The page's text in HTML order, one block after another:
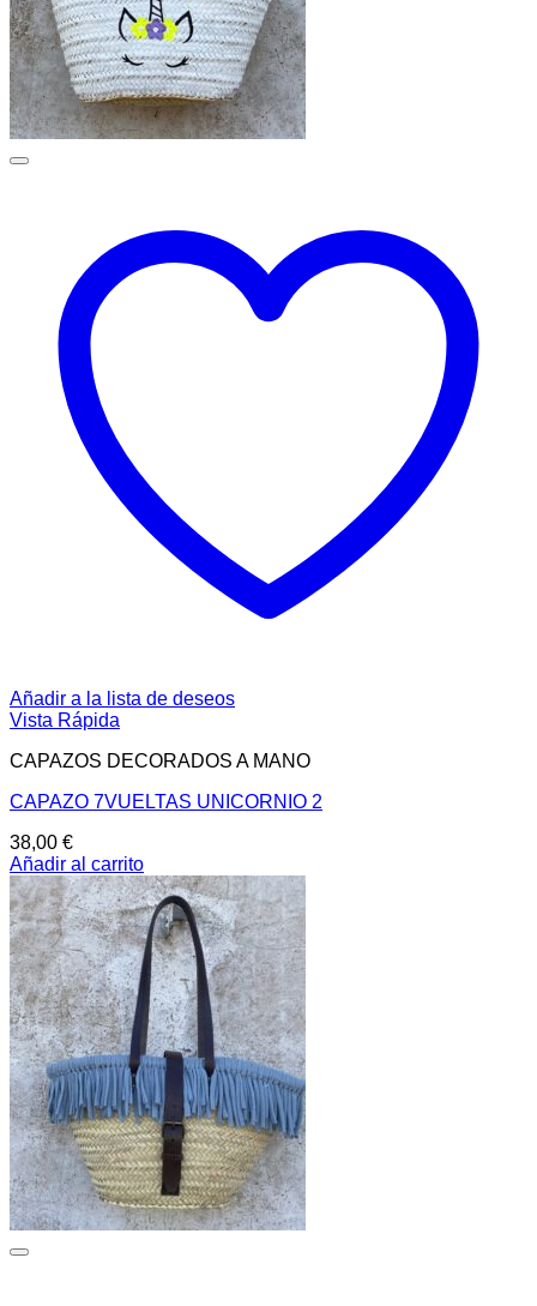
Añadir a la lista de deseos
Vista Rápida
CAPAZOS DECORADOS A MANO
CAPAZO 7VUELTAS UNICORNIO 2
38,00 €
Añadir al carrito